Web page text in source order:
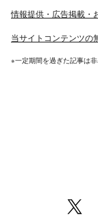
情報提供・広告掲載・
当サイトコンテンツの
※一定期間を過ぎた記事は